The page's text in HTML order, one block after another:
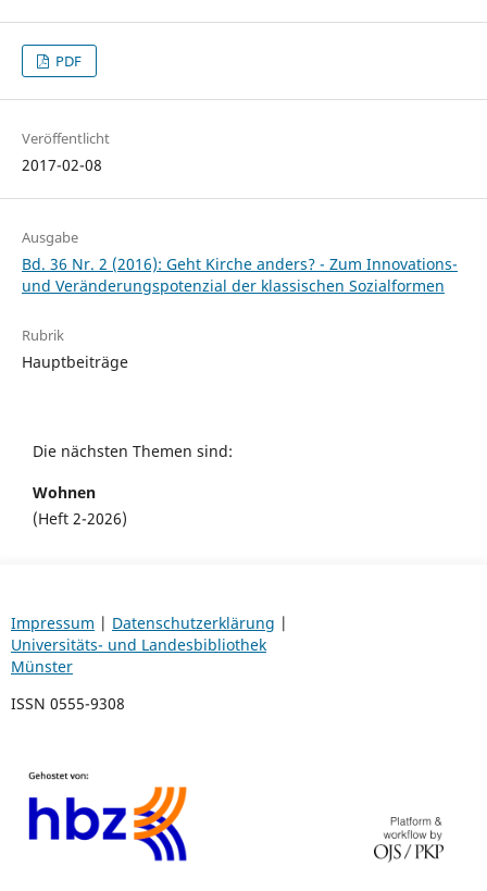
PDF
Veröffentlicht
2017-02-08
Ausgabe
Bd. 36 Nr. 2 (2016): Geht Kirche anders? - Zum Innovations-
und Veränderungspotenzial der klassischen Sozialformen
Rubrik
Hauptbeiträge
Die nächsten Themen sind:
Wohnen
(Heft 2-2026)
Impressum | Datenschutzerklärung |
Universitäts- und Landesbibliothek
Münster
ISSN 0555-9308